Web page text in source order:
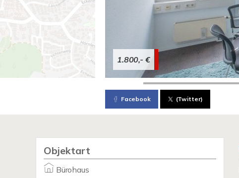
1.800,- €
Facebook (Twitter)
Objektart
Bürohaus